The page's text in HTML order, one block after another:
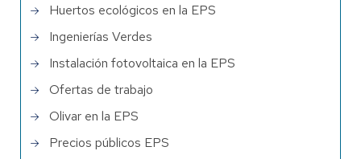
Huertos ecológicos en la EPS
Ingenierías Verdes
Instalación fotovoltaica en la EPS
Ofertas de trabajo
Olivar en la EPS
Precios públicos EPS